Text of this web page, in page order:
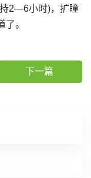
2—6小时)，扩瞳
。
下一篇